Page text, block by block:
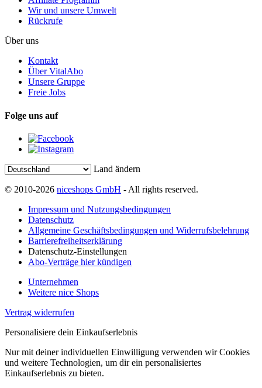
Wir und unsere Umwelt
Rückrufe
Über uns
Kontakt
Über VitalAbo
Unsere Gruppe
Freie Jobs
Folge uns auf
Land ändern
© 2010-2026 niceshops GmbH - All rights reserved.
Impressum und Nutzungsbedingungen
Datenschutz
Allgemeine Geschäftsbedingungen und Widerrufsbelehrung
Barrierefreiheitserklärung
Datenschutz-Einstellungen
Abo-Verträge hier kündigen
Unternehmen
Weitere nice Shops
Vertrag widerrufen
Personalisiere dein Einkaufserlebnis
Nur mit deiner individuellen Einwilligung verwenden wir Cookies
und weitere Technologien, um dir ein personalisiertes
Einkaufserlebnis zu bieten.